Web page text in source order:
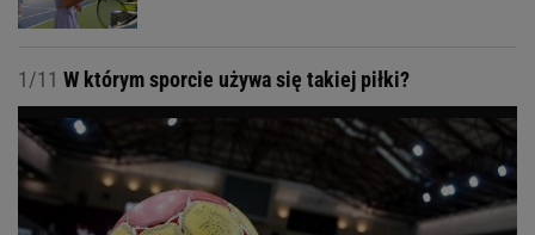
1/11 W którym sporcie używa się takiej piłki?